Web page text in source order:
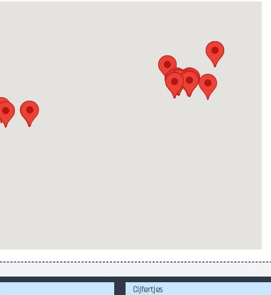
Cijfertjes